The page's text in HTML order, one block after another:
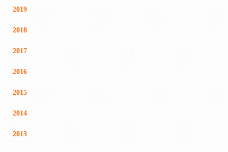
2019
2018
2017
2016
2015
2014
2013